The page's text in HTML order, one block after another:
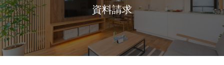
資料請求